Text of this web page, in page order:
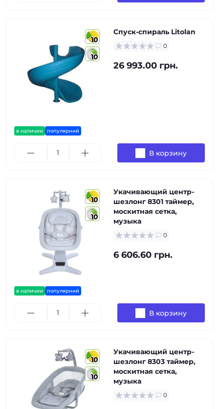
10
10
в наличии популярний
Спуск-спираль Litolan
0
26 993.00 грн.
В корзину
10
10
в наличии популярний
Укачивающий центр-
шезлонг 8301 таймер,
москитная сетка,
музыка
0
6 606.60 грн.
В корзину
10
10
Укачивающий центр-
шезлонг 8303 таймер,
москитная сетка,
музыка
0